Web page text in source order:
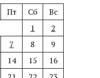
Пт Сб
Вс
1
2
7 8
9
14 15
16